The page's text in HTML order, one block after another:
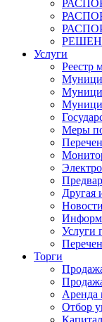
Услуги
Реестр
Меры
Другая
Новости
Услуги
Торги
Аренда
Отбор